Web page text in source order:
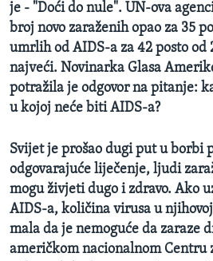
PRATITE NAS
Jezici
je - "Doći do nule". UN-ova
broj novo zaraženih opao za 35
umrlih od AIDS-a za 42 posto
najveći. Novinarka Glasa
potražila je odgovor na pitanje:
u kojoj neće biti AIDS-a?
Svijet je prošao dugi put u borbi
odgovarajuće liječenje, ljudi
mogu živjeti dugo i zdravo. Ako
AIDS-a, količina virusa u
mala da je nemoguće da zaraze
američkom nacionalnom Centru